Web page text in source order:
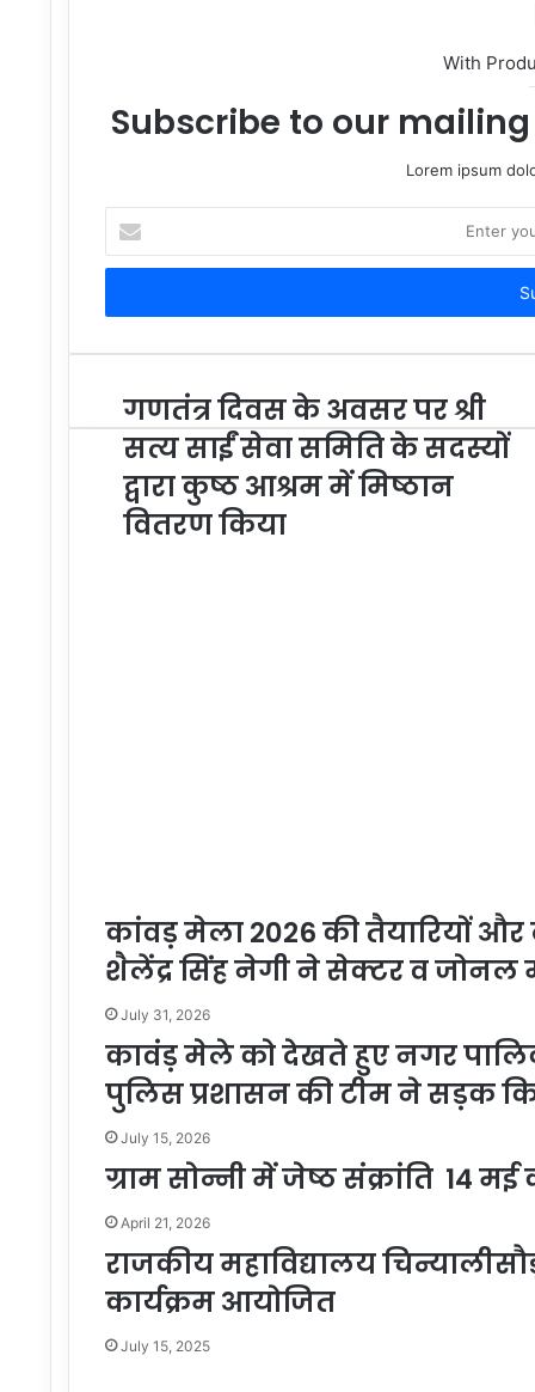
With
Subscribe to our
Lorem ipsum
your
Email
गणतंत्र दिवस के अवसर पर श्री
सत्य साईं सेवा समिति के सदस्यों
द्वारा कुष्ठ आश्रम में मिष्ठान
वितरण किया
कांवड़ मेला 2026 की तैयारियों
शैलेंद्र सिंह नेगी ने सेक्टर व जोनल
July 31, 2026
कावंड़ मेले को देखते हुए नगर
पुलिस प्रशासन की टीम ने सड़क
July 15, 2026
ग्राम सोन्नी में जेष्ठ संक्रांति 14
April 21, 2026
राजकीय महाविद्यालय
कार्यक्रम आयोजित
July 15, 2025